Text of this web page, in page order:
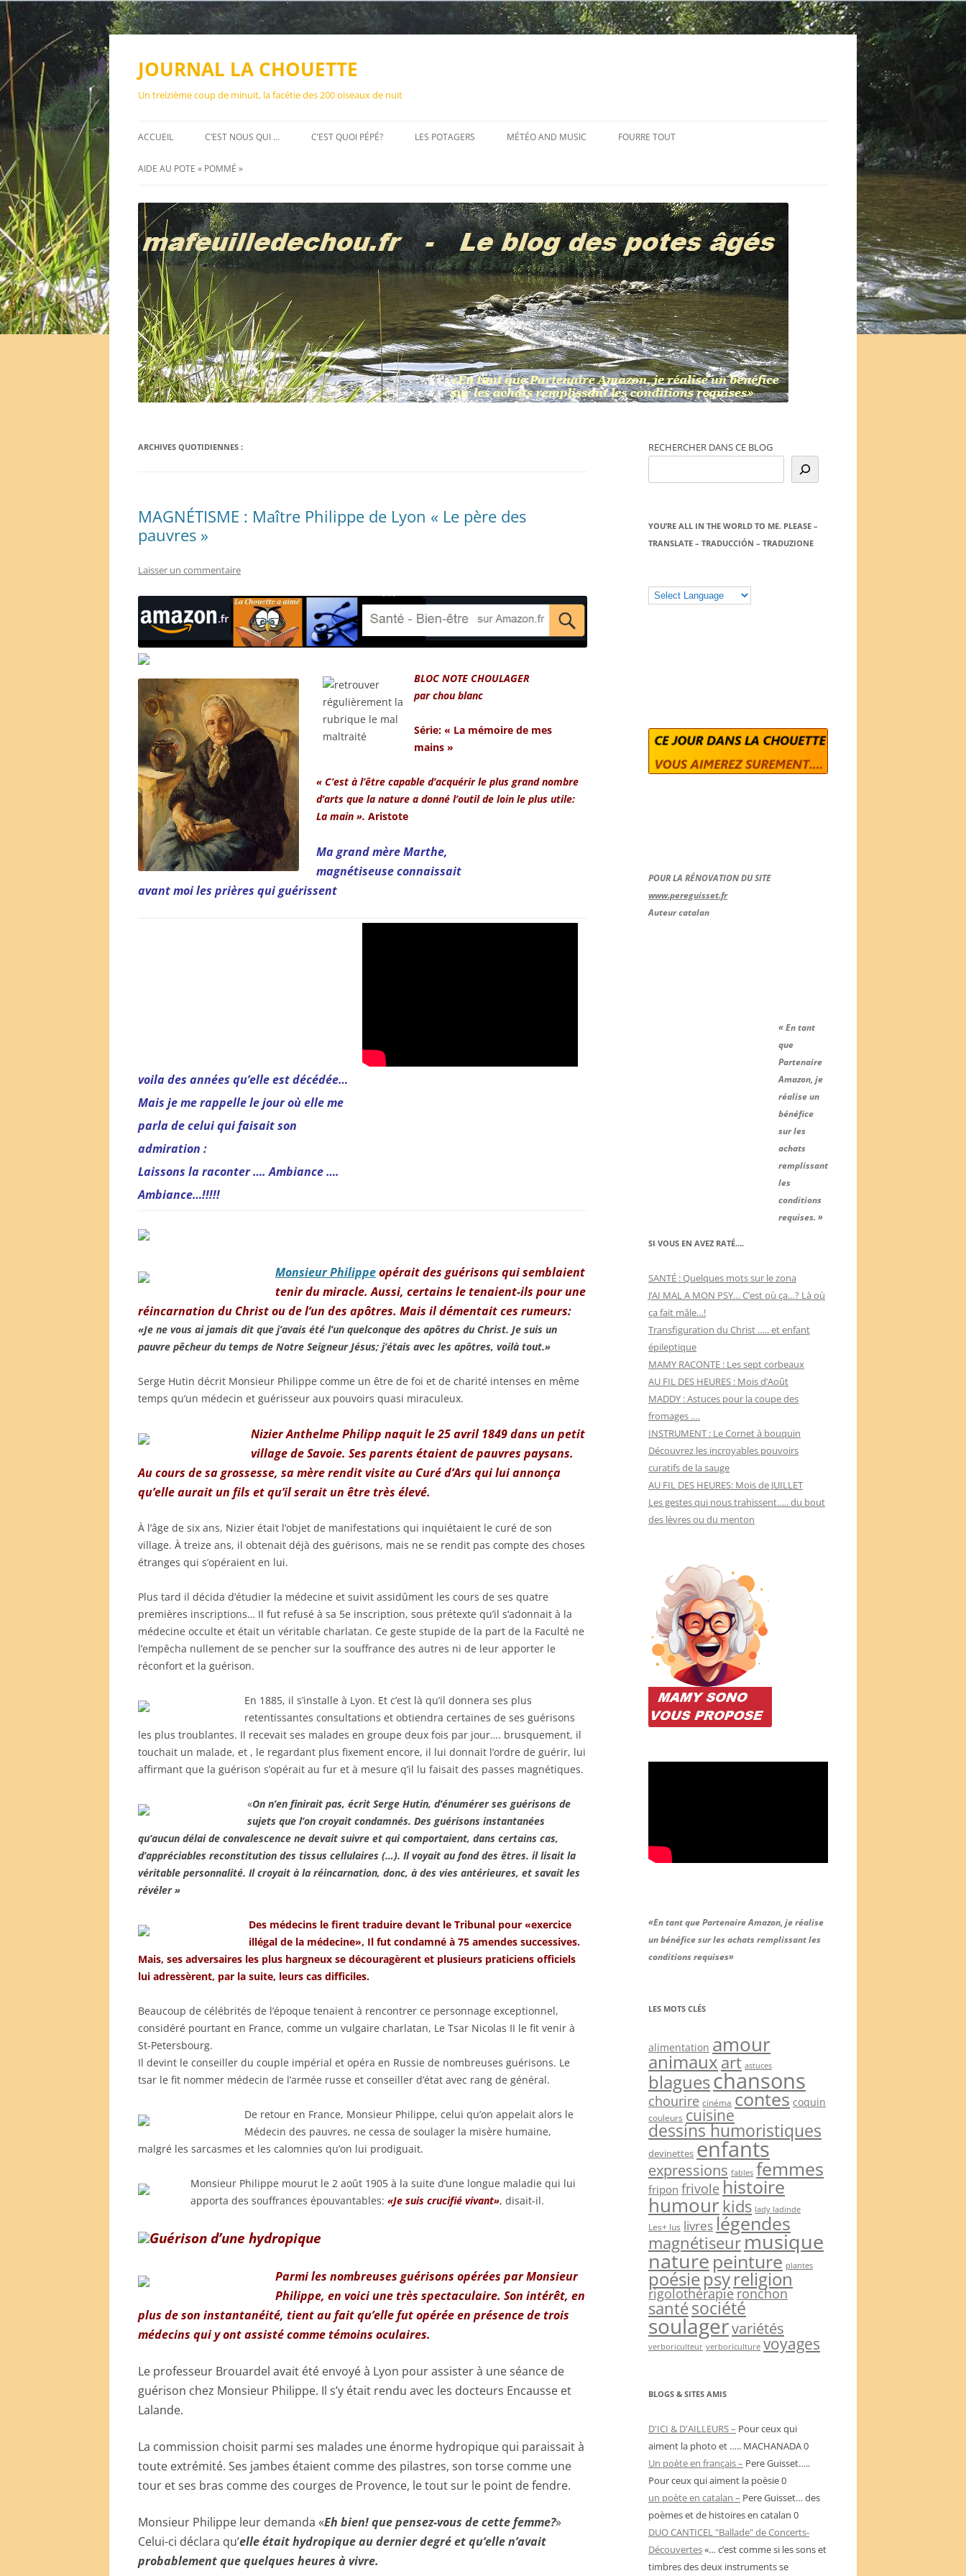
Aller
JOURNAL LA CHOUETTE
Un treizième coup de minuit, la facétie des 200 oiseaux de nuit
ACCUEIL C’EST NOUS QUI … C’EST QUOI PÉPÉ? LES POTAGERS MÉTÉO AND MUSIC FOURRE TOUT
AIDE AU POTE « POMMÉ »
ARCHIVES QUOTIDIENNES :
MAGNÉTISME : Maître Philippe de Lyon « Le père des
pauvres »
Laisser un commentaire
BLOC NOTE CHOULAGER
par chou blanc
Série: « La mémoire de mes
mains »
« C’est à l’être capable d’acquérir le plus grand nombre
d’arts que la nature a donné l’outil de loin le plus utile:
La main ». Aristote
Ma grand mère Marthe,
magnétiseuse connaissait
avant moi les prières qui guérissent
voila des années qu’elle est décédée…
Mais je me rappelle le jour où elle me
parla de celui qui faisait son
admiration :
Laissons la raconter …. Ambiance ….
Ambiance…!!!!!
Monsieur Philippeopérait des guérisons qui semblaient
tenir du miracle. Aussi, certains le tenaient-ils pour une
réincarnation du Christ ou de l’un des apôtres. Mais il démentait ces rumeurs:
«Je ne vous ai jamais dit que j’avais été l’un quelconque des apôtres du Christ. Je suis un
pauvre pêcheur du temps de Notre Seigneur Jésus; j’étais avec les apôtres, voilà tout.»
Serge Hutin décrit Monsieur Philippe comme un être de foi et de charité intenses en même
temps qu’un médecin et guérisseur aux pouvoirs quasi miraculeux.
Nizier Anthelme Philipp naquit le 25 avril 1849 dans un petit
village de Savoie. Ses parents étaient de pauvres paysans.
Au cours de sa grossesse, sa mère rendit visite au Curé d’Ars qui lui annonça
qu’elle aurait un fils et qu’il serait un être très élevé.
À l’âge de six ans, Nizier était l’objet de manifestations qui inquiétaient le curé de son
village. À treize ans, il obtenait déjà des guérisons, mais ne se rendit pas compte des choses
étranges qui s’opéraient en lui.
Plus tard il décida d’étudier la médecine et suivit assidûment les cours de ses quatre
premières inscriptions… Il fut refusé à sa 5e inscription, sous prétexte qu’il s’adonnait à la
médecine occulte et était un véritable charlatan. Ce geste stupide de la part de la Faculté ne
l’empêcha nullement de se pencher sur la souffrance des autres ni de leur apporter le
réconfort et la guérison.
En 1885, il s’installe à Lyon. Et c’est là qu’il donnera ses plus
retentissantes consultations et obtiendra certaines de ses guérisons
les plus troublantes. Il recevait ses malades en groupe deux fois par jour…. brusquement, il
touchait un malade, et , le regardant plus fixement encore, il lui donnait l’ordre de guérir, lui
affirmant que la guérison s’opérait au fur et à mesure q’il lu faisait des passes magnétiques.
«On n’en finirait pas, écrit Serge Hutin, d’énumérer ses guérisons de
sujets que l’on croyait condamnés. Des guérisons instantanées
qu’aucun délai de convalescence ne devait suivre et qui comportaient, dans certains cas,
d’appréciables reconstitution des tissus cellulaires (…). Il voyait au fond des êtres. il lisait la
véritable personnalité. Il croyait à la réincarnation, donc, à des vies antérieures, et savait les
révéler »
Des médecins le firent traduire devant le Tribunal pour «exercice
illégal de la médecine», Il fut condamné à 75 amendes successives.
Mais, ses adversaires les plus hargneux se découragèrent et plusieurs praticiens officiels
lui adressèrent, par la suite, leurs cas difficiles.
Beaucoup de célébrités de l’époque tenaient à rencontrer ce personnage exceptionnel,
considéré pourtant en France, comme un vulgaire charlatan, Le Tsar Nicolas II le fit venir à
St-Petersbourg.
Il devint le conseiller du couple impérial et opéra en Russie de nombreuses guérisons. Le
tsar le fit nommer médecin de l’armée russe et conseiller d’état avec rang de général.
De retour en France, Monsieur Philippe, celui qu’on appelait alors le
Médecin des pauvres, ne cessa de soulager la misère humaine,
malgré les sarcasmes et les calomnies qu’on lui prodiguait.
Monsieur Philippe mourut le 2 août 1905 à la suite d’une longue maladie qui lui
apporta des souffrances épouvantables: «Je suis crucifié vivant», disait-il.
Guérison d’une hydropique
Parmi les nombreuses guérisons opérées par Monsieur
Philippe, en voici une très spectaculaire. Son intérêt, en
plus de son instantanéité, tient au fait qu’elle fut opérée en présence de trois
médecins qui y ont assisté comme témoins oculaires.
Le professeur Brouardel avait été envoyé à Lyon pour assister à une séance de
guérison chez Monsieur Philippe. Il s’y était rendu avec les docteurs Encausse et
Lalande.
La commission choisit parmi ses malades une énorme hydropique qui paraissait à
toute extrémité. Ses jambes étaient comme des pilastres, son torse comme une
tour et ses bras comme des courges de Provence, le tout sur le point de fendre.
Monsieur Philippe leur demanda «Eh bien! que pensez-vous de cette femme?»
Celui-ci déclara qu’elle était hydropique au dernier degré et qu’elle n’avait
probablement que quelques heures à vivre.
RECHERCHER DANS CE BLOG
YOU’RE ALL IN THE WORLD TO ME. PLEASE –
TRANSLATE – TRADUCCIÓN – TRADUZIONE
POUR LA RÉNOVATION DU SITE
www.pereguisset.fr
Auteur catalan
« En tant
que
Partenaire
Amazon, je
réalise un
bénéfice
sur les
achats
remplissant
les
conditions
requises. »
SI VOUS EN AVEZ RATÉ….
SANTÉ : Quelques mots sur le zona
J’AI MAL A MON PSY… C’est où ça…? Là où
ça fait mâle…!
Transfiguration du Christ ….. et enfant
épileptique
MAMY RACONTE : Les sept corbeaux
AU FIL DES HEURES : Mois d’Août
MADDY : Astuces pour la coupe des
fromages ….
INSTRUMENT : Le Cornet à bouquin
Découvrez les incroyables pouvoirs
curatifs de la sauge
AU FIL DES HEURES: Mois de JUILLET
Les gestes qui nous trahissent….. du bout
des lèvres ou du menton
«En tant que Partenaire Amazon, je réalise
un bénéfice sur les achats remplissant les
conditions requises»
LES MOTS CLÉS
alimentation amour
animauxart astuces
blagueschansons
chourire cinéma contes coquin
couleurs cuisine
dessins humoristiques
devinettes enfants
expressions fables femmes
fripon frivole histoire
humour kids lady ladinde
Les+ lus livreslégendes
magnétiseurmusique
naturepeinture plantes
poésiepsyreligion
rigolothérapieronchon
santésociété
soulagervariétés
verboriculteur verboriculture voyages
BLOGS & SITES AMIS
D'ICI & D'AILLEURS – Pour ceux qui
aiment la photo et ….. MACHANADA 0
Un poète en français – Pere Guisset…..
Pour ceux qui aiment la poèsie 0
un poète en catalan – Pere Guisset… des
poèmes et de histoires en catalan 0
DUO CANTICEL "Ballade" de Concerts-
Découvertes«… c’est comme si les sons et
timbres des deux instruments se